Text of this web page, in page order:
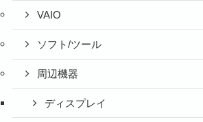
VAIO
ソフト/ツール
周辺機器
ディスプレイ